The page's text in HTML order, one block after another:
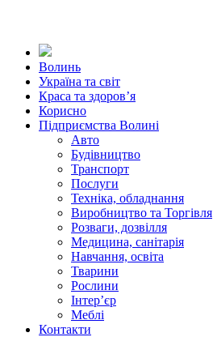
Волинь
Україна та світ
Краса та здоров’я
Корисно
Підприємства Волині
Авто
Будівництво
Транспорт
Послуги
Техніка, обладнання
Виробництво та Торгівля
Розваги, дозвілля
Медицина, санітарія
Навчання, освіта
Тварини
Рослини
Інтер’єр
Меблі
Контакти